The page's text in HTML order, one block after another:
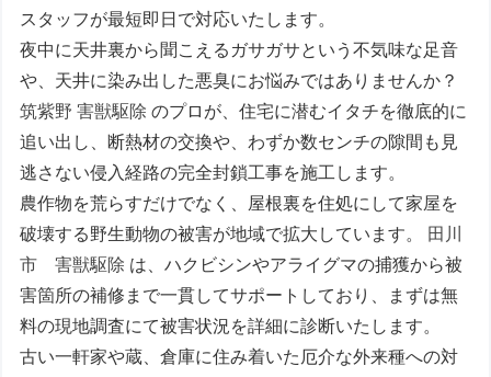
スタッフが最短即日で対応いたします。
夜中に天井裏から聞こえるガサガサという不気味な足音
や、天井に染み出した悪臭にお悩みではありませんか？
筑紫野 害獣駆除 のプロが、住宅に潜むイタチを徹底的に
追い出し、断熱材の交換や、わずか数センチの隙間も見
逃さない侵入経路の完全封鎖工事を施工します。
農作物を荒らすだけでなく、屋根裏を住処にして家屋を
破壊する野生動物の被害が地域で拡大しています。
田川
市 害獣駆除 は、ハクビシンやアライグマの捕獲から被
害箇所の補修まで一貫してサポートしており、まずは無
料の現地調査にて被害状況を詳細に診断いたします。
古い一軒家や蔵、倉庫に住み着いた厄介な外来種への対